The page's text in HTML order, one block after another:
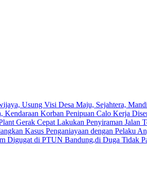
Usung Visi Desa Maju, Sejahtera,
Kendaraan Korban Penipuan Calo Kerja
Gerak Cepat Lakukan Penyiraman Jalan
Kasus Penganiayaan dengan Pelaku
Digugat di PTUN Bandung,di Duga Tidak